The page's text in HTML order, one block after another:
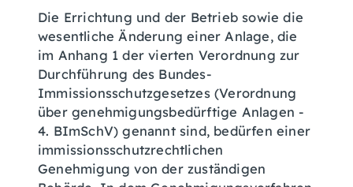
Die Errichtung und der Betrieb sowie die
wesentliche Änderung einer Anlage, die
im Anhang 1 der vierten Verordnung zur
Durchführung des Bundes-
Immissionsschutzgesetzes (Verordnung
über genehmigungsbedürftige Anlagen -
4. BImSchV) genannt sind, bedürfen einer
immissionsschutzrechtlichen
Genehmigung von der zuständigen